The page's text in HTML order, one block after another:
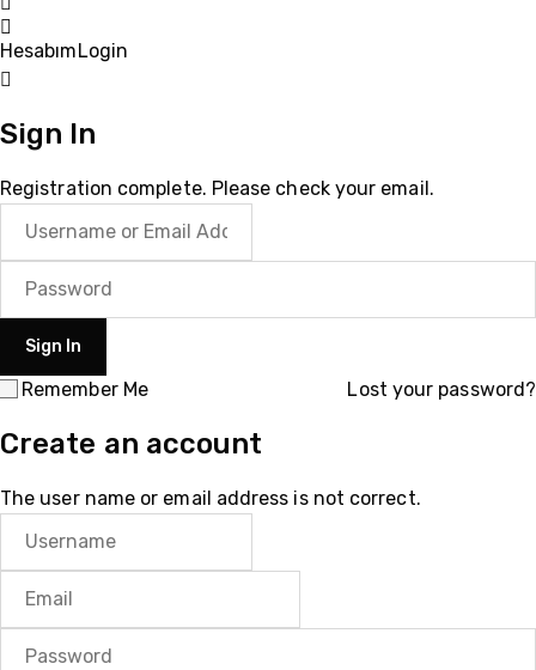
HesabımLogin
Sign In
Registration complete. Please check your email.
Remember Me Lost your password?
Create an account
The user name or email address is not correct.